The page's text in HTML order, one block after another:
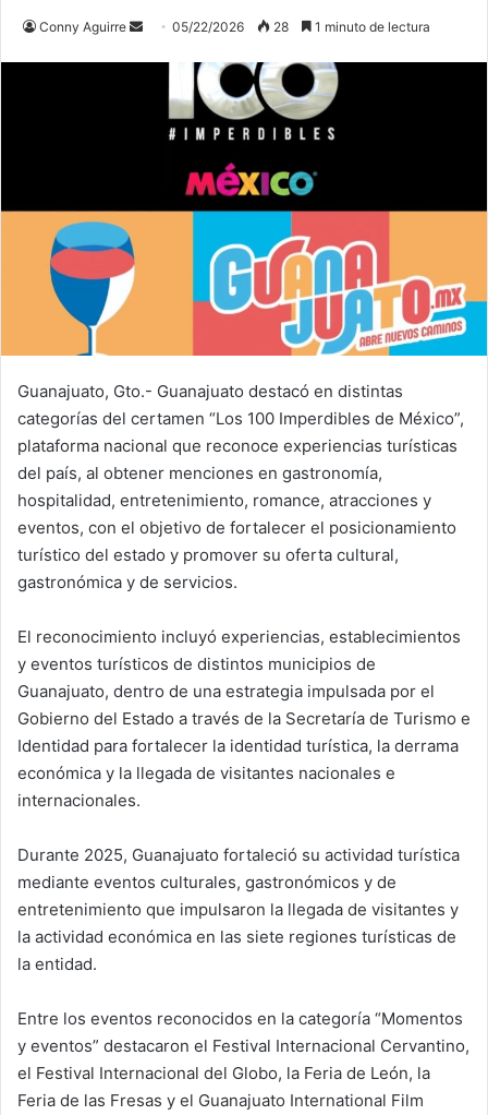
Conny Aguirre
Send05/22/2026 28 1 minuto de lectura
Guanajuato, Gto.- Guanajuato destacó en distintas
categorías del certamen “Los 100 Imperdibles de México”,
plataforma nacional que reconoce experiencias turísticas
del país, al obtener menciones en gastronomía,
hospitalidad, entretenimiento, romance, atracciones y
eventos, con el objetivo de fortalecer el posicionamiento
turístico del estado y promover su oferta cultural,
gastronómica y de servicios.
El reconocimiento incluyó experiencias, establecimientos
y eventos turísticos de distintos municipios de
Guanajuato, dentro de una estrategia impulsada por el
Gobierno del Estado a través de la Secretaría de Turismo e
Identidad para fortalecer la identidad turística, la derrama
económica y la llegada de visitantes nacionales e
internacionales.
Durante 2025, Guanajuato fortaleció su actividad turística
mediante eventos culturales, gastronómicos y de
entretenimiento que impulsaron la llegada de visitantes y
la actividad económica en las siete regiones turísticas de
la entidad.
Entre los eventos reconocidos en la categoría “Momentos
y eventos” destacaron el Festival Internacional Cervantino,
el Festival Internacional del Globo, la Feria de León, la
Feria de las Fresas y el Guanajuato International Film